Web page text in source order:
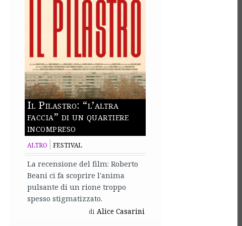
Il Pilastro: “l’altra
faccia” di un quartiere
incompreso
ALTRO FESTIVAL
La recensione del film: Roberto
Beani ci fa scoprire l'anima
pulsante di un rione troppo
spesso stigmatizzato.
di Alice Casarini